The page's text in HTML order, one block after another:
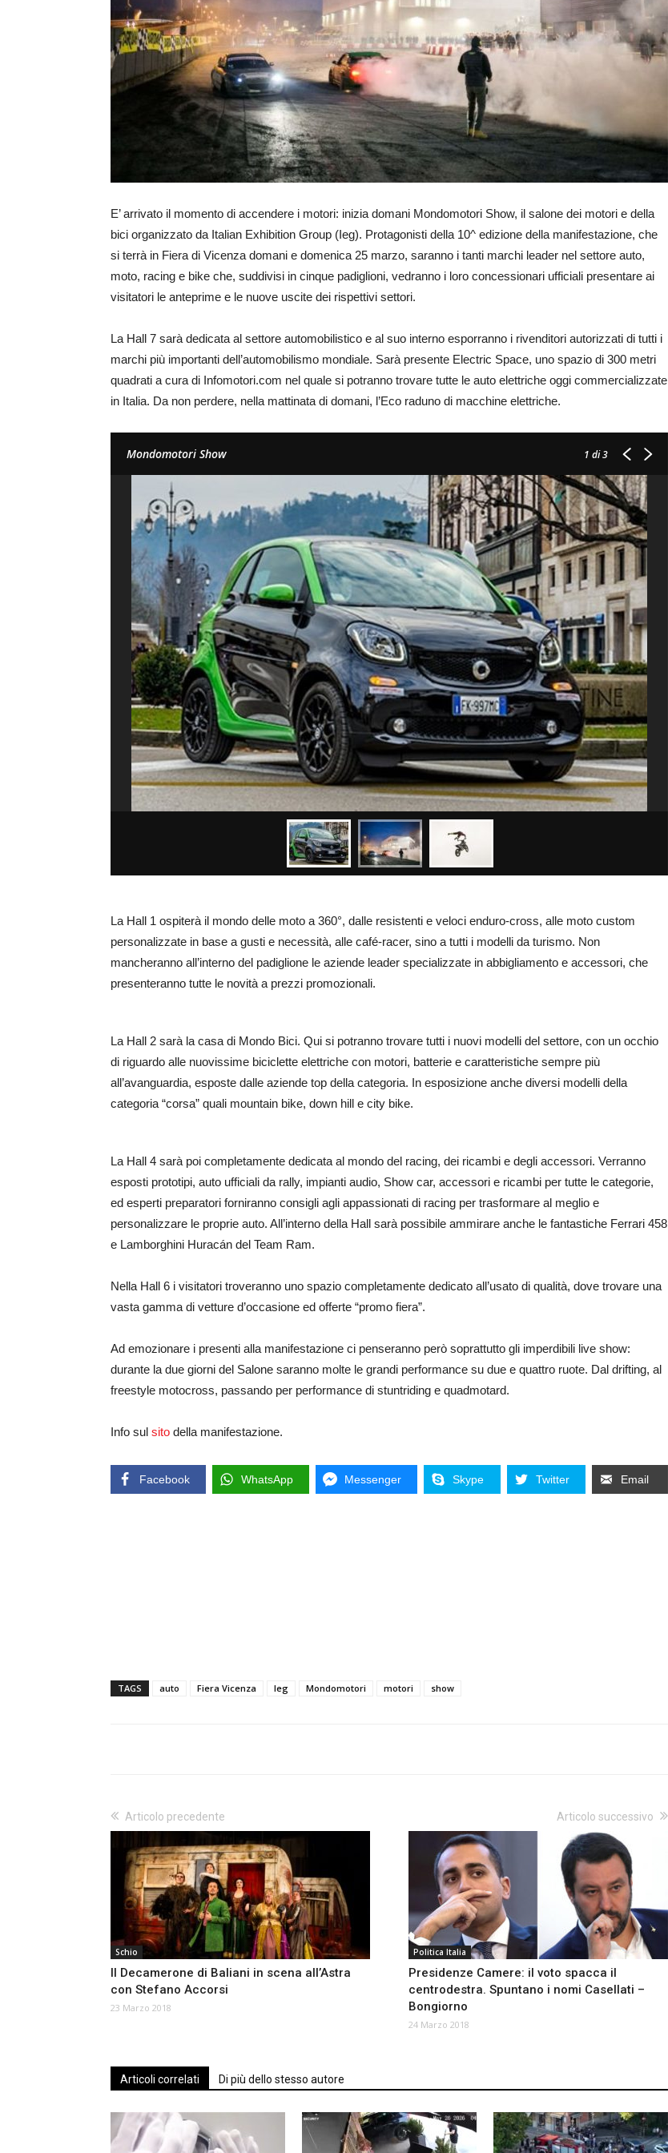
E’ arrivato il momento di accendere i motori: inizia domani Mondomotori Show, il salone dei motori e della
bici organizzato da Italian Exhibition Group (Ieg). Protagonisti della 10^ edizione della manifestazione, che
si terrà in Fiera di Vicenza domani e domenica 25 marzo, saranno i tanti marchi leader nel settore auto,
moto, racing e bike che, suddivisi in cinque padiglioni, vedranno i loro concessionari ufficiali presentare ai
visitatori le anteprime e le nuove uscite dei rispettivi settori.
La Hall 7 sarà dedicata al settore automobilistico e al suo interno esporranno i rivenditori autorizzati di tutti i
marchi più importanti dell’automobilismo mondiale. Sarà presente Electric Space, uno spazio di 300 metri
quadrati a cura di Infomotori.com nel quale si potranno trovare tutte le auto elettriche oggi commercializzate
in Italia. Da non perdere, nella mattinata di domani, l’Eco raduno di macchine elettriche.
Mondomotori Show 1 di 3
La Hall 1 ospiterà il mondo delle moto a 360°, dalle resistenti e veloci enduro-cross, alle moto custom
personalizzate in base a gusti e necessità, alle café-racer, sino a tutti i modelli da turismo. Non
mancheranno all’interno del padiglione le aziende leader specializzate in abbigliamento e accessori, che
presenteranno tutte le novità a prezzi promozionali.
La Hall 2 sarà la casa di Mondo Bici. Qui si potranno trovare tutti i nuovi modelli del settore, con un occhio
di riguardo alle nuovissime biciclette elettriche con motori, batterie e caratteristiche sempre più
all’avanguardia, esposte dalle aziende top della categoria. In esposizione anche diversi modelli della
categoria “corsa” quali mountain bike, down hill e city bike.
La Hall 4 sarà poi completamente dedicata al mondo del racing, dei ricambi e degli accessori. Verranno
esposti prototipi, auto ufficiali da rally, impianti audio, Show car, accessori e ricambi per tutte le categorie,
ed esperti preparatori forniranno consigli agli appassionati di racing per trasformare al meglio e
personalizzare le proprie auto. All’interno della Hall sarà possibile ammirare anche le fantastiche Ferrari 458
e Lamborghini Huracán del Team Ram.
Nella Hall 6 i visitatori troveranno uno spazio completamente dedicato all’usato di qualità, dove trovare una
vasta gamma di vetture d’occasione ed offerte “promo fiera”.
Ad emozionare i presenti alla manifestazione ci penseranno però soprattutto gli imperdibili live show:
durante la due giorni del Salone saranno molte le grandi performance su due e quattro ruote. Dal drifting, al
freestyle motocross, passando per performance di stuntriding e quadmotard.
Info sul sito della manifestazione.
Facebook WhatsApp Messenger Skype Twitter Email
TAGS auto Fiera Vicenza Ieg Mondomotori motori show
Articolo precedente
Schio
Il Decamerone di Baliani in scena all’Astra
con Stefano Accorsi
23 Marzo 2018
Articolo successivo
Politica Italia
Presidenze Camere: il voto spacca il
centrodestra. Spuntano i nomi Casellati –
Bongiorno
24 Marzo 2018
Articoli correlati Di più dello stesso autore